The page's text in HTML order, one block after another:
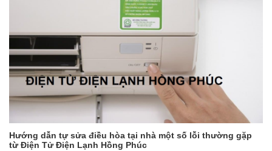
Hướng dẫn tự sửa điều hòa tại nhà một số lỗi thường gặp
từ Điện Tử Điện Lạnh Hồng Phúc